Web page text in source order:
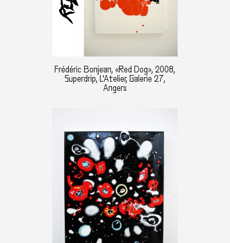
Frédéric Bonjean, «Red Dog», 2008,
Superdrip, L'Atelier, Galerie 27,
Angers